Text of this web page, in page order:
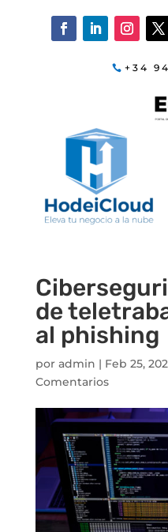
+34
de
al phishing
por admin | Feb 25,
Comentarios